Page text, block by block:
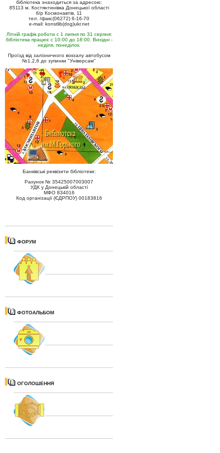
бібліотека знаходиться за адресою:
85113 м. Костянтинівка Донецької області
б/р Космонавтів, 11
тел. /факс(06272) 6-16-70
e-mail: konstlib(dog)ukr.net
Літній графік роботи с 1 липня по 31 серпня:
бібліотека працює с 10:00 до 18:00. Вихідні -
неділя, понеділок.
Проїзд від залізничного вокзалу автобусом
№1,2,6 до зупинки "Універсам"
Банківські реквізити бібліотеки:
Рахунок № 35425007003007
УДК у Донецькій області
МФО 834016
Код організації (ЄДРПОУ) 00183816
ФОРУМ
ФОТОАЛЬБОМ
ОГОЛОШЕННЯ